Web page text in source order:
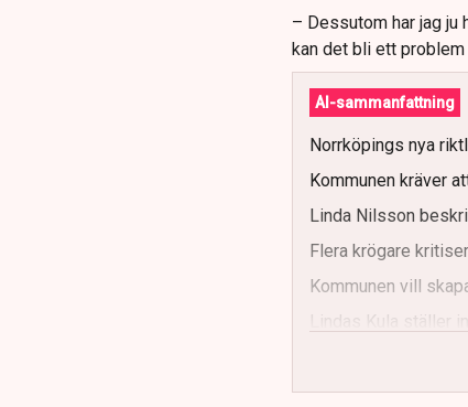
– Dessutom har jag ju
kan det bli ett problem
AI-sammanfattning
Norrköpings nya
Kommunen kräver
Linda Nilsson
Flera krögare
Kommunen vill
Lindas Kula ställer